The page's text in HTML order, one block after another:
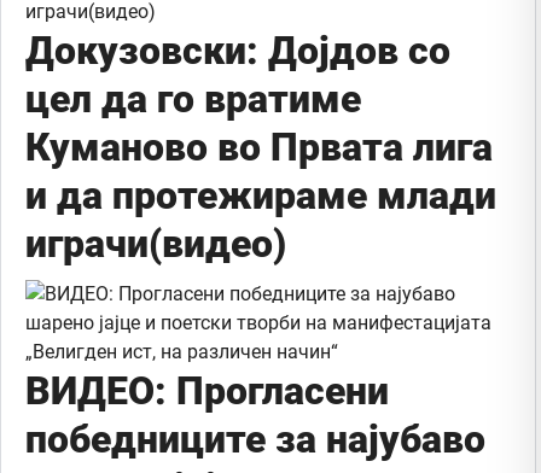
Докузовски: Дојдов со
цел да го вратиме
Куманово во Првата лига
и да протежираме млади
играчи(видео)
ВИДЕО: Прогласени
победниците за најубаво